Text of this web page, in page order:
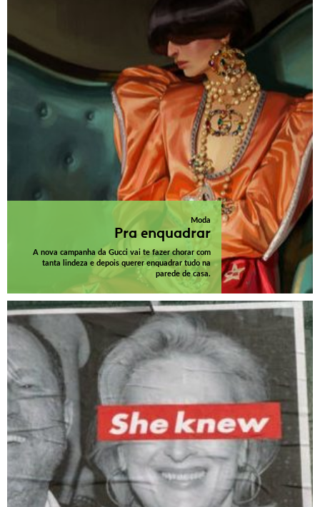
Moda
Pra enquadrar
A nova campanha da Gucci vai te fazer chorar com
tanta lindeza e depois querer enquadrar tudo na
parede de casa.